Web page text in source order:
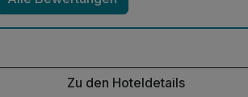
Zu den Hoteldetails